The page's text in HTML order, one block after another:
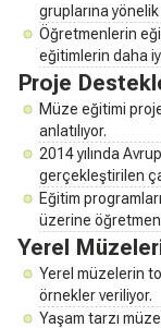
gruplarına
Öğretmenlerin
eğitimlerin daha
Proje
Müze eğitimi
anlatılıyor.
2014 yılında
gerçekleştirilen
Eğitim
üzerine
Yerel
Yerel müzelerin
örnekler veriliyor.
Yaşam tarzı